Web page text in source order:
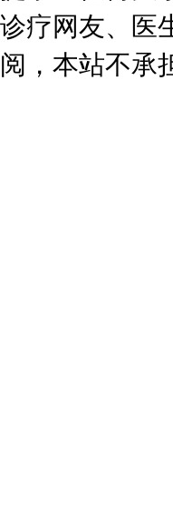
诊疗网友、医
阅，本站不承